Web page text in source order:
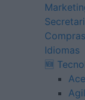
Idiomas
🆕